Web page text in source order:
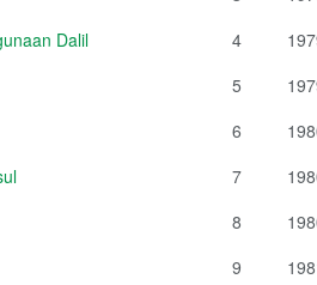
Dalil
4
5
6
7
8
9